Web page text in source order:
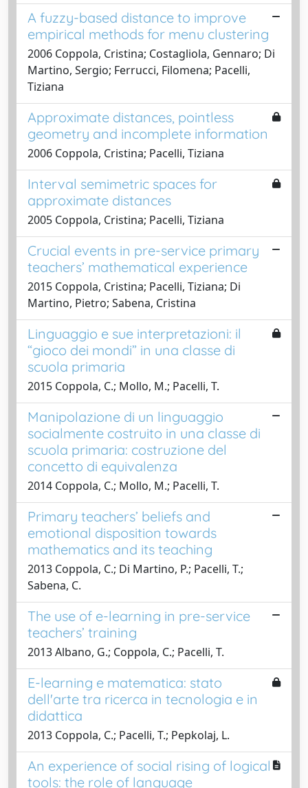
A fuzzy-based distance to improve
empirical methods for menu clustering
2006 Coppola, Cristina; Costagliola, Gennaro; Di
Martino, Sergio; Ferrucci, Filomena; Pacelli,
Tiziana
Approximate distances, pointless
geometry and incomplete information
2006 Coppola, Cristina; Pacelli, Tiziana
Interval semimetric spaces for
approximate distances
2005 Coppola, Cristina; Pacelli, Tiziana
Crucial events in pre-service primary
teachers’ mathematical experience
2015 Coppola, Cristina; Pacelli, Tiziana; Di
Martino, Pietro; Sabena, Cristina
Linguaggio e sue interpretazioni: il
“gioco dei mondi” in una classe di
scuola primaria
2015 Coppola, C.; Mollo, M.; Pacelli, T.
Manipolazione di un linguaggio
socialmente costruito in una classe di
scuola primaria: costruzione del
concetto di equivalenza
2014 Coppola, C.; Mollo, M.; Pacelli, T.
Primary teachers’ beliefs and
emotional disposition towards
mathematics and its teaching
2013 Coppola, C.; Di Martino, P.; Pacelli, T.;
Sabena, C.
The use of e-learning in pre-service
teachers’ training
2013 Albano, G.; Coppola, C.; Pacelli, T.
E-learning e matematica: stato
dell'arte tra ricerca in tecnologia e in
didattica
2013 Coppola, C.; Pacelli, T.; Pepkolaj, L.
An experience of social rising of logical
tools: the role of language